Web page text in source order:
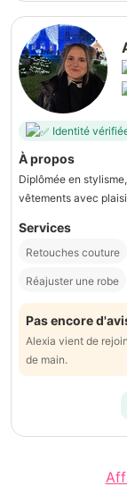
Identité
À propos
Diplômée en
vêtements avec
Services
Retouches couture
Réajuster une robe
Pas encore
Alexia vient de
de main.